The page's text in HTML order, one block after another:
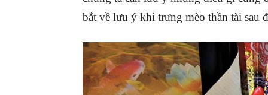
bắt về lưu ý khi trưng mèo thần tài sau